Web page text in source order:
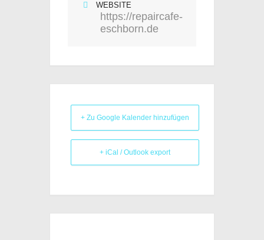
WEBSITE
https://repaircafe-
eschborn.de
+ Zu Google Kalender hinzufügen
+ iCal / Outlook export